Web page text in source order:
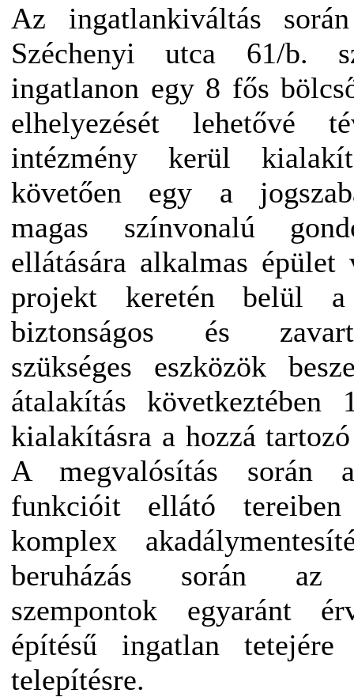
Az ingatlankiváltás
Széchenyi utca 61/b.
ingatlanon egy 8 fős
elhelyezését lehetővé
intézmény kerül
követően egy a
magas színvonalú
ellátására alkalmas
projekt keretén belül a
biztonságos és
szükséges eszközök
átalakítás következtében
kialakításra a hozzá
A megvalósítás során
funkcióit ellátó
komplex
beruházás során az
szempontok egyaránt
építésű ingatlan tetejére
telepítésre.